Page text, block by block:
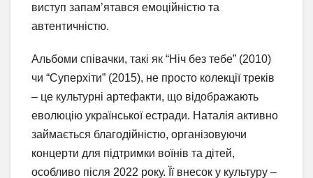
виступ запам’ятався емоційністю та
автентичністю.
Альбоми співачки, такі як “Ніч без тебе” (2010)
чи “Суперхіти” (2015), не просто колекції треків
– це культурні артефакти, що відображають
еволюцію української естради. Наталія активно
займається благодійністю, організовуючи
концерти для підтримки воїнів та дітей,
особливо після 2022 року. Її внесок у культуру –